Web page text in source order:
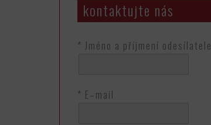
kontaktujte nás
* Jméno a příjmení odesílatele
* E–mail